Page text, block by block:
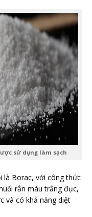
sử dụng làm sạch
là Borac, với công thức
rắn màu trắng đục,
và có khả năng diệt